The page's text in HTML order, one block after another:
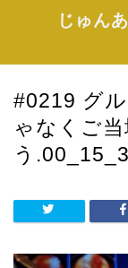
じゅん
#0219 グ
ゃなくご
う